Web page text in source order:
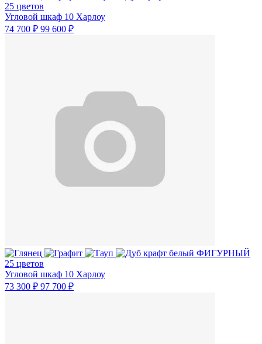
25 цветов
Угловой шкаф 10 Харлоу
74 700 ₽ 99 600 ₽
25 цветов
Угловой шкаф 10 Харлоу
73 300 ₽ 97 700 ₽